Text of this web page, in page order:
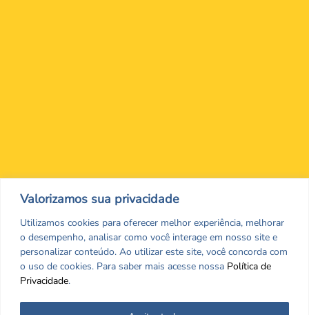
Valorizamos sua privacidade
Utilizamos cookies para oferecer melhor experiência, melhorar
o desempenho, analisar como você interage em nosso site e
personalizar conteúdo. Ao utilizar este site, você concorda com
o uso de cookies. Para saber mais acesse nossa Política de
Privacidade.